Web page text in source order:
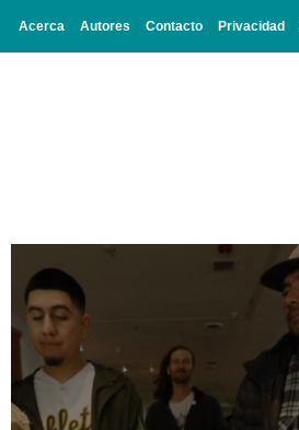
Acerca Autores Contacto Privacidad